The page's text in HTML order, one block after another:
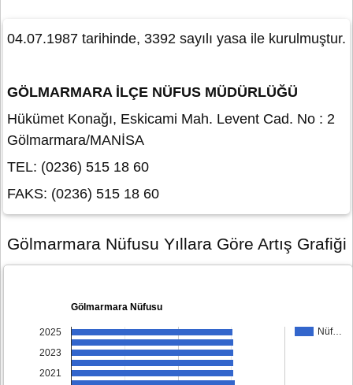
04.07.1987 tarihinde, 3392 sayılı yasa ile kurulmuştur.
GÖLMARMARA İLÇE NÜFUS MÜDÜRLÜĞÜ
Hükümet Konağı, Eskicami Mah. Levent Cad. No : 2
Gölmarmara/MANİSA
TEL: (0236) 515 18 60
FAKS: (0236) 515 18 60
Gölmarmara Nüfusu Yıllara Göre Artış Grafiği
Gölmarmara Nüfusu
Nüf…
2025
2023
2021